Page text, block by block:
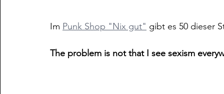
Im Punk Shop "Nix gut" gibt es 50 dieser
The problem is not that I see sexism